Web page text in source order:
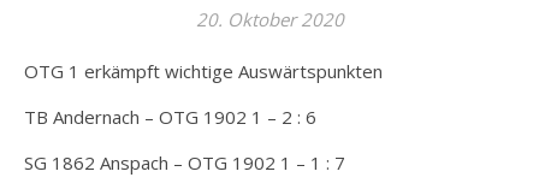
20. Oktober 2020
OTG 1 erkämpft wichtige Auswärtspunkten
TB Andernach – OTG 1902 1 – 2 : 6
SG 1862 Anspach – OTG 1902 1 – 1 : 7